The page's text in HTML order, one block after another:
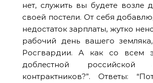
нет, служить вы будете возле
своей постели. От себя
недостаток зарплаты, жутко
рабочий день вашего
Росгвардии. А как со всем
доблестной
контрактников?”. Ответы: